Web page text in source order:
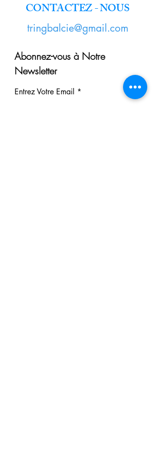
CONTACTEZ - NOUS
tringbalcie@gmail.com
Abonnez-vous à Notre
Newsletter
Entrez Votre Email